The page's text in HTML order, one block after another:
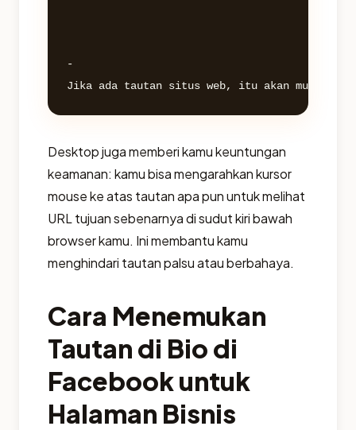
-
Desktop juga memberi kamu keuntungan
keamanan: kamu bisa mengarahkan kursor
mouse ke atas tautan apa pun untuk melihat
URL tujuan sebenarnya di sudut kiri bawah
browser kamu. Ini membantu kamu
menghindari tautan palsu atau berbahaya.
Cara Menemukan
Tautan di Bio di
Facebook untuk
Halaman Bisnis